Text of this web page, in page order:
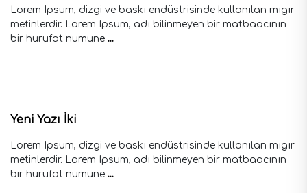
Lorem Ipsum, dizgi ve baskı endüstrisinde kullanılan mıgır
metinlerdir. Lorem Ipsum, adı bilinmeyen bir matbaacının
bir hurufat numune ...
Yeni Yazı İki
Lorem Ipsum, dizgi ve baskı endüstrisinde kullanılan mıgır
metinlerdir. Lorem Ipsum, adı bilinmeyen bir matbaacının
bir hurufat numune ...